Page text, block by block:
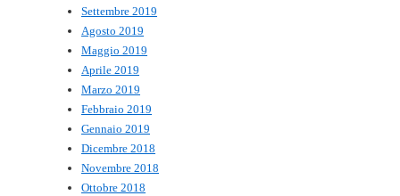
Settembre 2019
Agosto 2019
Maggio 2019
Aprile 2019
Marzo 2019
Febbraio 2019
Gennaio 2019
Dicembre 2018
Novembre 2018
Ottobre 2018